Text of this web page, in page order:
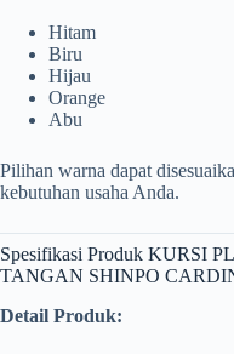
Hitam
Biru
Hijau
Orange
Abu
Pilihan warna dapat
kebutuhan usaha Anda.
Spesifikasi Produk KURSI
TANGAN SHINPO
Detail Produk: